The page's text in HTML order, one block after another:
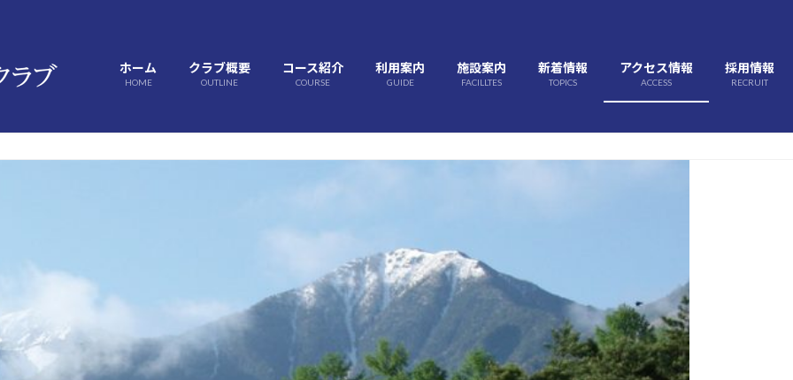
ホーム
HOME
クラブ概要
OUTLINE
コース紹介
COURSE
利用案内
GUIDE
施設案内
FACILLTES
新着情報
TOPICS
アクセス情報
ACCESS
採用情報
RECRUIT